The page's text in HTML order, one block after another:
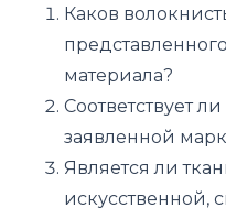
Каков
материала?
Соответствует
заявленной
Является ли
искусственной,